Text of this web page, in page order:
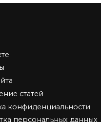
отличается
Средняя зарплата в
Москве и регионах в
2026 году — почему
такая разница
статей
конфиденциальности
персональных данных